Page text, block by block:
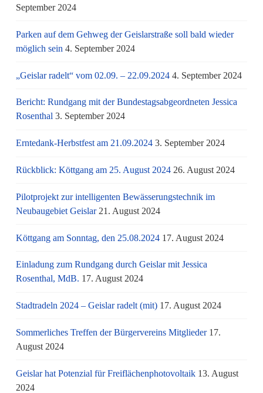
September 2024
Parken auf dem Gehweg der Geislarstraße soll bald wieder
möglich sein 4. September 2024
„Geislar radelt“ vom 02.09. – 22.09.2024 4. September 2024
Bericht: Rundgang mit der Bundestagsabgeordneten Jessica
Rosenthal 3. September 2024
Erntedank-Herbstfest am 21.09.2024 3. September 2024
Rückblick: Köttgang am 25. August 2024 26. August 2024
Pilotprojekt zur intelligenten Bewässerungstechnik im
Neubaugebiet Geislar 21. August 2024
Köttgang am Sonntag, den 25.08.2024 17. August 2024
Einladung zum Rundgang durch Geislar mit Jessica
Rosenthal, MdB. 17. August 2024
Stadtradeln 2024 – Geislar radelt (mit) 17. August 2024
Sommerliches Treffen der Bürgervereins Mitglieder 17.
August 2024
Geislar hat Potenzial für Freiflächenphotovoltaik 13. August
2024